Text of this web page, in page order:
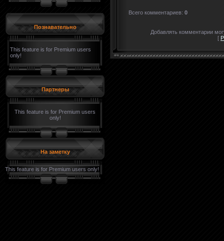
Познавательно
This feature is for Premium users
only!
Партнеры
This feature is for Premium users
only!
На заметку
This feature is for Premium users only!
Всего комментариев: 0
Добавлять комментарии
[